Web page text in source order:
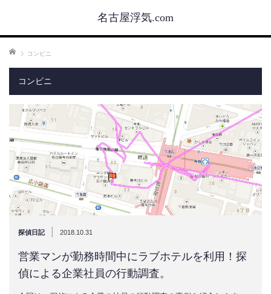
名古屋浮気.com
ホーム コンビニ
コンビニ
探偵日記 | 2018.10.31
営業マンが勤務時間中にラブホテルを利用！探
偵による企業社員の行動調査。